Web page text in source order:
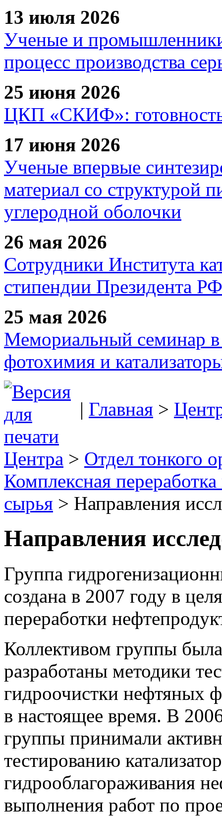
13 июля 2026
Ученые и
процесс производства
25 июня 2026
ЦКП «СКИФ»: готовность
17 июня 2026
Ученые впервые
материал со структурой
углеродной оболочки
26 мая 2026
Сотрудники Института
стипендии Президента РФ
25 мая 2026
Мемориальный семинар в
фотохимия и
| Главная >
Центра > Отдел тонкого
Комплексная
сырья > Направления
Направления
Группа
создана в 2007 году в
переработки
Коллективом группы
разработаны методики
гидроочистки нефтяных
в настоящее время. В
группы принимали
тестированию
гидрооблагораживания
выполнения работ по